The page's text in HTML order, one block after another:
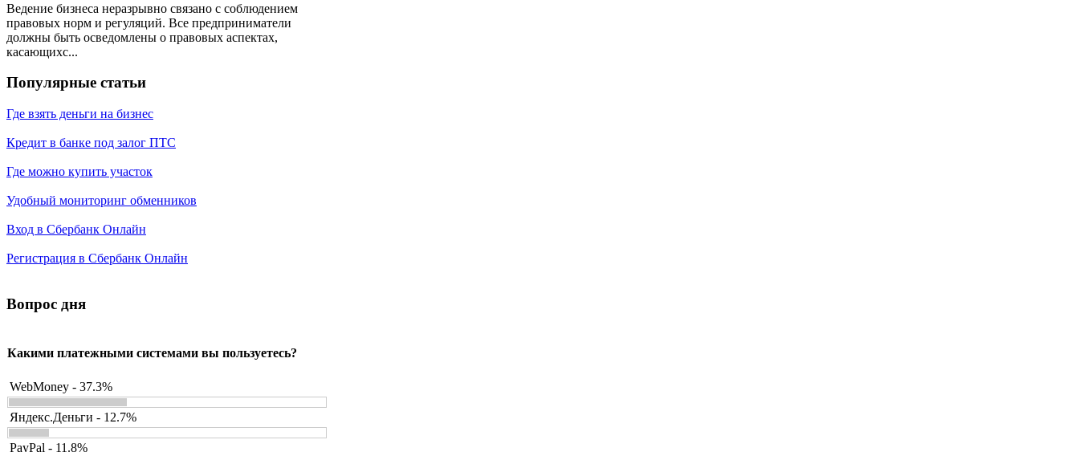
Ведение бизнеса неразрывно связано с соблюдением
правовых норм и регуляций. Все предприниматели
должны быть осведомлены о правовых аспектах,
касающихс...
Популярные статьи
Где взять деньги на бизнес
Кредит в банке под залог ПТС
Где можно купить участок
Удобный мониторинг обменников
Вход в Сбербанк Онлайн
Регистрация в Сбербанк Онлайн
Вопрос дня
Какими платежными системами вы пользуетесь?
WebMoney - 37.3%
Яндекс.Деньги - 12.7%
PayPal - 11.8%